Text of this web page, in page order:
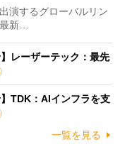
演するグローバルリン
新…
レーザーテック：最先
TDK：AIインフラを支
一覧を見る